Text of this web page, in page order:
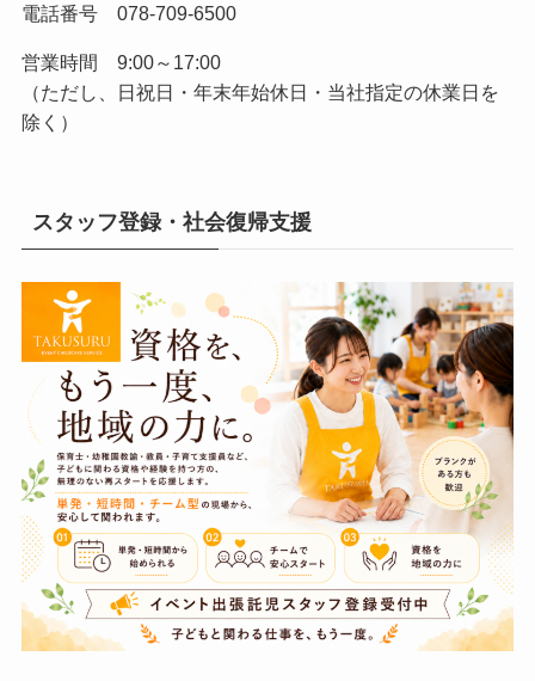
電話番号 078-709-6500
営業時間 9:00～17:00
（ただし、日祝日・年末年始休日・当社指定の休業日を
除く）
スタッフ登録・社会復帰支援